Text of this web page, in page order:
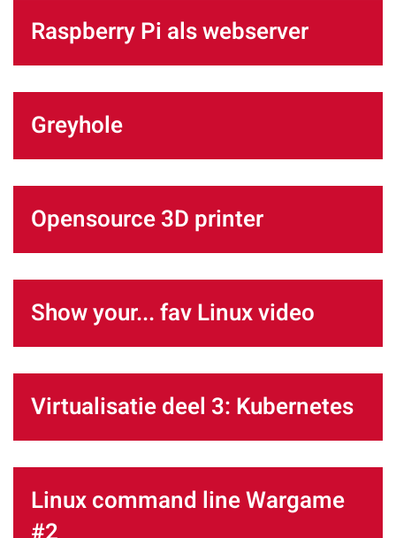
Raspberry Pi als webserver
Greyhole
Opensource 3D printer
Show your... fav Linux video
Virtualisatie deel 3: Kubernetes
Linux command line Wargame